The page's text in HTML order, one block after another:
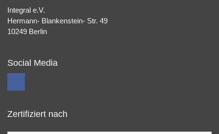
Integral e.V.
Hermann- Blankenstein- Str. 49
10249 Berlin
Social Media
Zertifiziert nach